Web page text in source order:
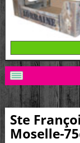
Ste
Moselle-